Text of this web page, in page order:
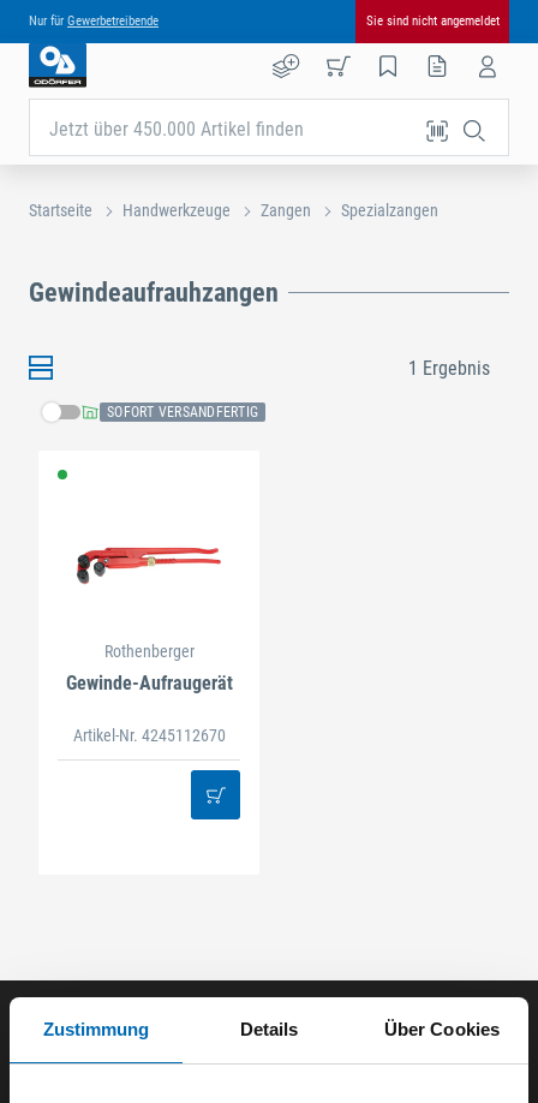
Zustimmung Details Über Cookies
Nur für Gewerbetreibende Sie sind nicht angemeldet
Jetzt über 450.000 Artikel finden
Startseite Handwerkzeuge Zangen Spezialzangen
Gewindeaufrauhzangen
1 Ergebnis
SOFORT VERSANDFERTIG
Rothenberger
Gewinde-Aufraugerät
Artikel-Nr. 4245112670